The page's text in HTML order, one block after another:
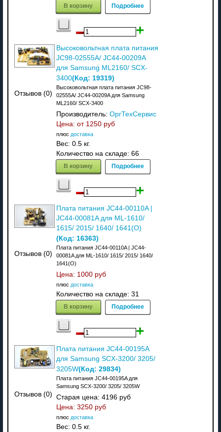
В корзину Подробнее
Отзывов (0)
Высоковольтная плата питания
JC98-02555A/ JC44-00209A
для Samsung ML2160/ SCX-
3400(Код: 19319)
Высоковольтная плата питания JC98-
02555A/ JC44-00209A для Samsung
ML2160/ SCX-3400
Производитель: ОргТехСервис
Цена: от 1250 руб
плюс доставка
Вес: 0.5 кг.
Количество на складе: 66
В корзину Подробнее
Отзывов (0)
Плата питания JC44-00110A |
JC44-00081A для ML-1610/
1615/ 2015/ 1640/ 1641(O)
(Код: 16363)
Плата питания JC44-00110A | JC44-
00081A для ML-1610/ 1615/ 2015/ 1640/
1641(O)
Цена: 1000 руб
плюс доставка
Количество на складе: 31
В корзину Подробнее
Отзывов (0)
Плата питания JC44-00195A
для Samsung SCX-3200/ 3205/
3205W(Код: 29834)
Плата питания JC44-00195A для
Samsung SCX-3200/ 3205/ 3205W
Старая цена: 4196 руб
Цена: 3250 руб
плюс доставка
Вес: 0.5 кг.